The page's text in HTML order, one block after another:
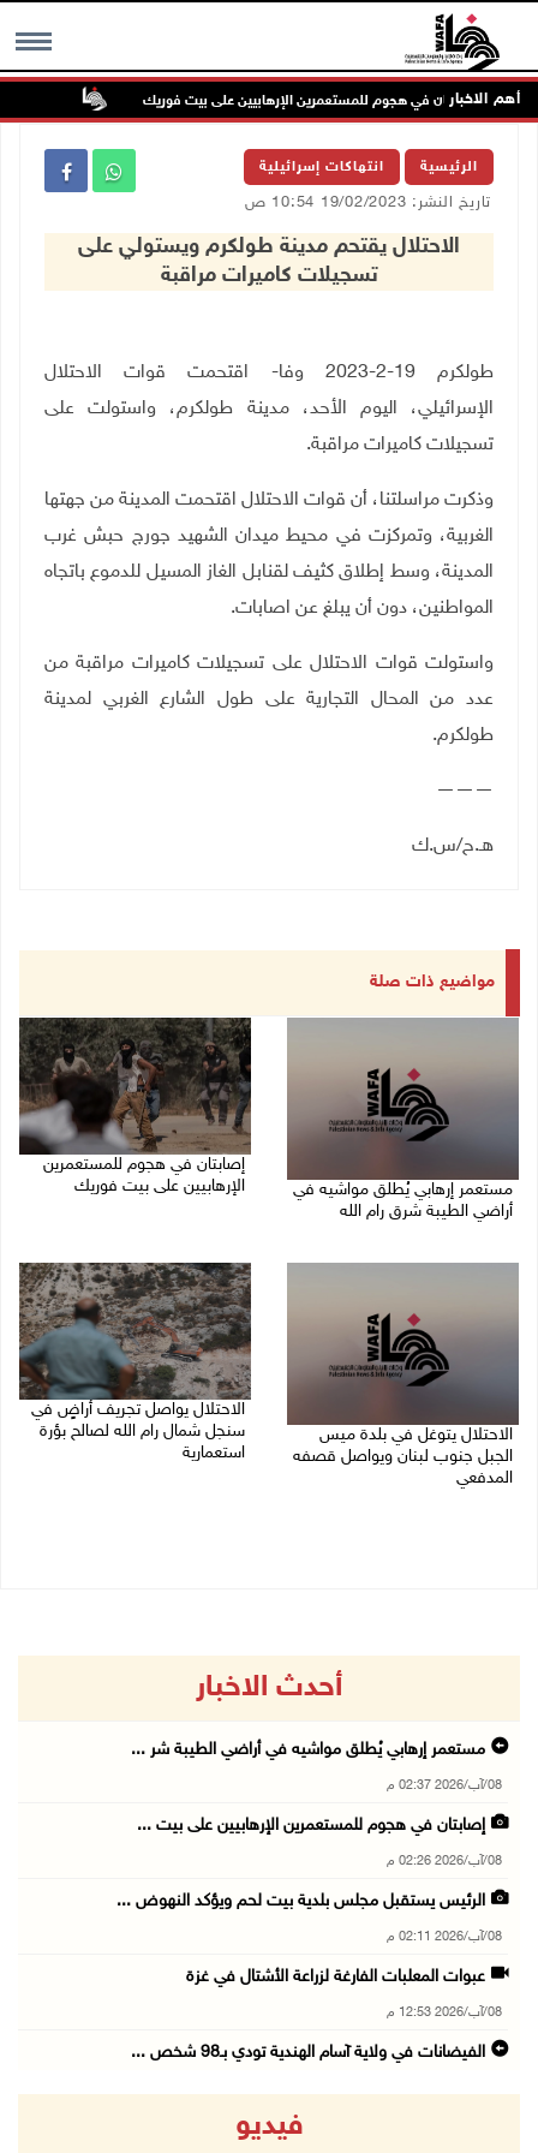
MENU أهم الاخبار
إصابتان في هجوم للمستعمرين الإرهابيين على بيت فوريك
الرئيسية انتهاكات إسرائيلية
تاريخ النشر: 19/02/2023 10:54 ص
الاحتلال يقتحم مدينة طولكرم ويستولي على
تسجيلات كاميرات مراقبة
طولكرم 19-2-2023 وفا- اقتحمت قوات الاحتلال
الإسرائيلي، اليوم الأحد، مدينة طولكرم، واستولت على
تسجيلات كاميرات مراقبة.
وذكرت مراسلتنا، أن قوات الاحتلال اقتحمت المدينة من جهتها
الغربية، وتمركزت في محيط ميدان الشهيد جورج حبش غرب
المدينة، وسط إطلاق كثيف لقنابل الغاز المسيل للدموع باتجاه
المواطنين، دون أن يبلغ عن اصابات.
واستولت قوات الاحتلال على تسجيلات كاميرات مراقبة من
عدد من المحال التجارية على طول الشارع الغربي لمدينة
طولكرم.
———
هـ.ح/س.ك
مواضيع ذات صلة
مستعمر إرهابي يُطلق مواشيه في
أراضي الطيبة شرق رام الله
إصابتان في هجوم للمستعمرين
الإرهابيين على بيت فوريك
الاحتلال يتوغل في بلدة ميس
الجبل جنوب لبنان ويواصل قصفه
المدفعي
الاحتلال يواصل تجريف أراضٍ في
سنجل شمال رام الله لصالح بؤرة
استعمارية
أحدث الاخبار
مستعمر إرهابي يُطلق مواشيه في أراضي الطيبة شر ...
08/آب/2026 02:37 م
إصابتان في هجوم للمستعمرين الإرهابيين على بيت ...
08/آب/2026 02:26 م
الرئيس يستقبل مجلس بلدية بيت لحم ويؤكد النهوض ...
08/آب/2026 02:11 م
عبوات المعلبات الفارغة لزراعة الأشتال في غزة
08/آب/2026 12:53 م
الفيضانات في ولاية آسام الهندية تودي بـ98 شخص ...
الاحتلال يتوغل في بلدة ميس الجبل جنوب لبنان و ...
فيديو